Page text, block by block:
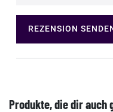
REZENSION
Produkte, die dir auch